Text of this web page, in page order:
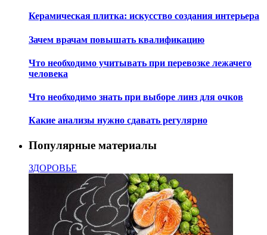
Керамическая плитка: искусство создания интерьера
Зачем врачам повышать квалификацию
Что необходимо учитывать при перевозке лежачего
человека
Что необходимо знать при выборе линз для очков
Какие анализы нужно сдавать регулярно
Популярные материалы
ЗДОРОВЬЕ